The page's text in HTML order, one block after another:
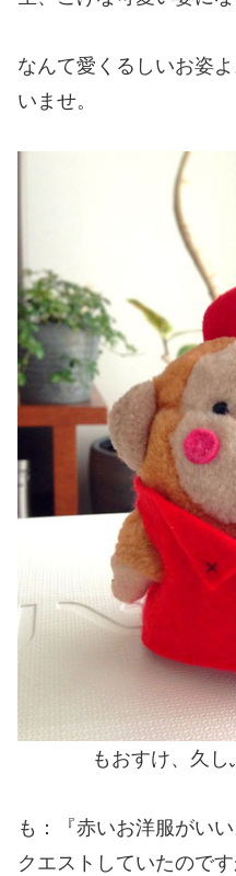
なんて愛くるしいお姿
いませ。
もおすけ、久し
も：『赤いお洋服がい
クエストしていたのです